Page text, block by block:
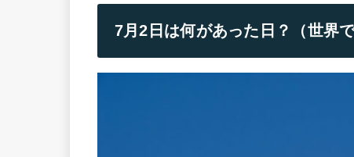
7月2日は何があった日？（世界で